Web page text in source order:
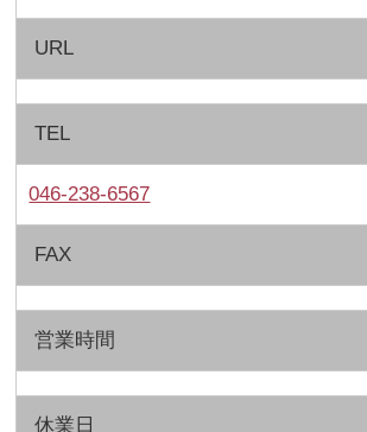
URL
TEL
046-238-6567
FAX
営業時間
休業日